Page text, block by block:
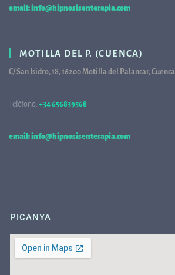
email: info@hipnosisenterapia.com
MOTILLA DEL P. (CUENCA)
C/ San Isidro, 18, 16200 Motilla del Palancar, Cuenca
Teléfono: +34 656839568
email: info@hipnosisenterapia.com
PICANYA